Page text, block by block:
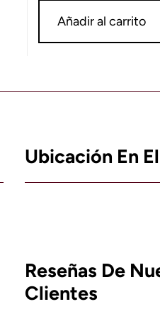
Añadir al carrito
Ubicación En
Reseñas De
Clientes